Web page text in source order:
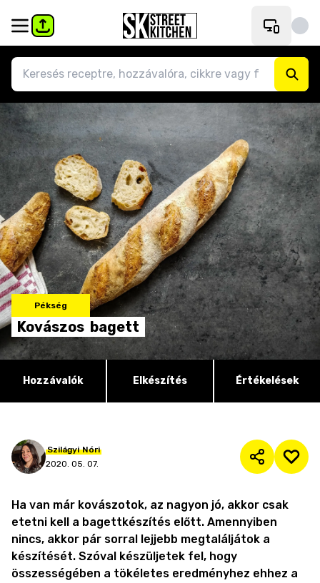
Pékség
Kovászos bagett
Hozzávalók Elkészítés Értékelések
Szilágyi Nóri
2020. 05. 07.
Ha van már kovászotok, az nagyon jó, akkor csak
etetni kell a bagettkészítés előtt. Amennyiben
nincs, akkor pár sorral lejjebb megtaláljátok a
készítését. Szóval készüljetek fel, hogy
összességében a tökéletes eredményhez ehhez a